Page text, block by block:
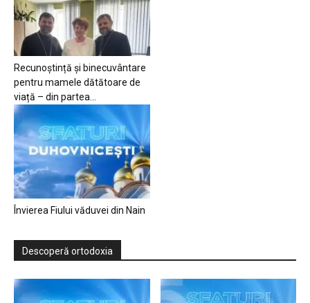
Recunoștință și binecuvântare
pentru mamele dătătoare de
viață – din partea...
Învierea Fiului văduvei din Nain
Descoperă ortodoxia